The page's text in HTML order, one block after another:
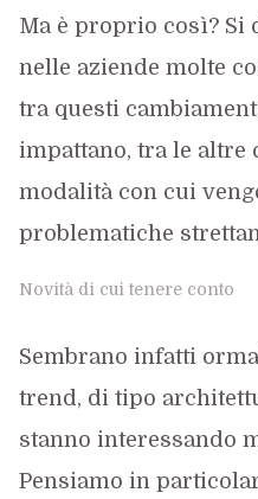
Ma è proprio così? Si
nelle aziende molte
tra questi
impattano, tra le altre
modalità con cui
problematiche
Novità di cui tenere conto
Sembrano infatti
trend, di tipo
stanno interessando
Pensiamo in